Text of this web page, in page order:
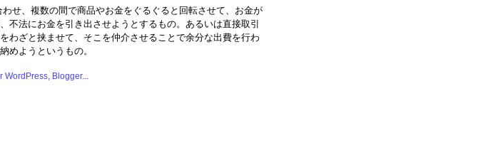
せ、複数の間で商品やお金をぐるぐると回転させて、お金が
不法にお金を引き出させようとするもの。あるいは直接取引
わざと挟ませて、そこを仲介させることで余分な出費を行わ
めようというもの。